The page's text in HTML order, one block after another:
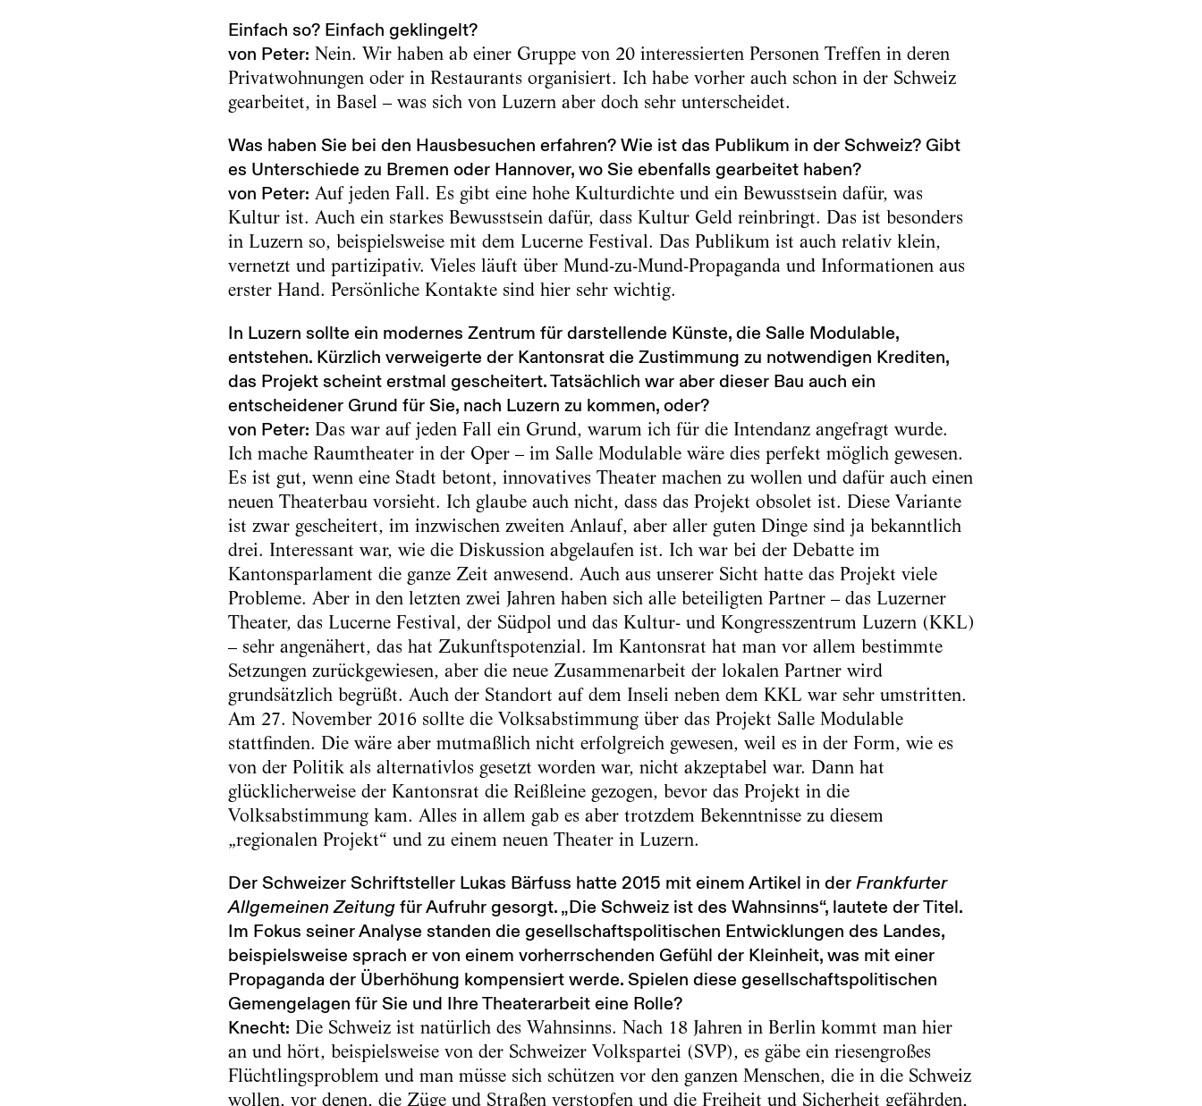
Einfach so? Einfach geklingelt?
von Peter: Nein. Wir haben ab einer Gruppe von 20 interessierten Personen Treffen in deren
Privatwohnungen oder in Restaurants organisiert. Ich habe vorher auch schon in der Schweiz
gearbeitet, in Basel – was sich von Luzern aber doch sehr unterscheidet.
Was haben Sie bei den Hausbesuchen erfahren? Wie ist das Publikum in der Schweiz? Gibt
es Unterschiede zu Bremen oder Hannover, wo Sie ebenfalls gearbeitet haben?
von Peter: Auf jeden Fall. Es gibt eine hohe Kulturdichte und ein Bewusstsein dafür, was
Kultur ist. Auch ein starkes Bewusstsein dafür, dass Kultur Geld reinbringt. Das ist besonders
in Luzern so, beispielsweise mit dem Lucerne Festival. Das Publikum ist auch relativ klein,
vernetzt und partizipativ. Vieles läuft über Mund-zu-Mund-Propaganda und Informationen aus
erster Hand. Persönliche Kontakte sind hier sehr wichtig.
In Luzern sollte ein modernes Zentrum für darstellende Künste, die Salle Modulable,
entstehen. Kürzlich verweigerte der Kantonsrat die Zustimmung zu notwendigen Krediten,
das Projekt scheint erstmal gescheitert. Tatsächlich war aber dieser Bau auch ein
entscheidener Grund für Sie, nach Luzern zu kommen, oder?
von Peter: Das war auf jeden Fall ein Grund, warum ich für die Intendanz angefragt wurde.
Ich mache Raumtheater in der Oper – im Salle Modulable wäre dies perfekt möglich gewesen.
Es ist gut, wenn eine Stadt betont, innovatives Theater machen zu wollen und dafür auch einen
neuen Theaterbau vorsieht. Ich glaube auch nicht, dass das Projekt obsolet ist. Diese Variante
ist zwar gescheitert, im inzwischen zweiten Anlauf, aber aller guten Dinge sind ja bekanntlich
drei. Interessant war, wie die Diskussion abgelaufen ist. Ich war bei der Debatte im
Kantonsparlament die ganze Zeit anwesend. Auch aus unserer Sicht hatte das Projekt viele
Probleme. Aber in den letzten zwei Jahren haben sich alle beteiligten Partner – das Luzerner
Theater, das Lucerne Festival, der Südpol und das Kultur- und Kongresszentrum Luzern (KKL)
– sehr angenähert, das hat Zukunftspotenzial. Im Kantonsrat hat man vor allem bestimmte
Setzungen zurückgewiesen, aber die neue Zusammenarbeit der lokalen Partner wird
grundsätzlich begrüßt. Auch der Standort auf dem Inseli neben dem KKL war sehr umstritten.
Am 27. November 2016 sollte die Volksabstimmung über das Projekt Salle Modulable
stattfinden. Die wäre aber mutmaßlich nicht erfolgreich gewesen, weil es in der Form, wie es
von der Politik als alternativlos gesetzt worden war, nicht akzeptabel war. Dann hat
glücklicherweise der Kantonsrat die Reißleine gezogen, bevor das Projekt in die
Volksabstimmung kam. Alles in allem gab es aber trotzdem Bekenntnisse zu diesem
„regionalen Projekt“ und zu einem neuen Theater in Luzern.
Der Schweizer Schriftsteller Lukas Bärfuss hatte 2015 mit einem Artikel in der Frankfurter
Allgemeinen Zeitungfür Aufruhr gesorgt. „Die Schweiz ist des Wahnsinns“, lautete der Titel.
Im Fokus seiner Analyse standen die gesellschaftspolitischen Entwicklungen des Landes,
beispielsweise sprach er von einem vorherrschenden Gefühl der Kleinheit, was mit einer
Propaganda der Überhöhung kompensiert werde. Spielen diese gesellschaftspolitischen
Gemengelagen für Sie und Ihre Theaterarbeit eine Rolle?
Knecht: Die Schweiz ist natürlich des Wahnsinns. Nach 18 Jahren in Berlin kommt man hier
an und hört, beispielsweise von der Schweizer Volkspartei (SVP), es gäbe ein riesengroßes
Flüchtlingsproblem und man müsse sich schützen vor den ganzen Menschen, die in die Schweiz
wollen, vor denen, die Züge und Straßen verstopfen und die Freiheit und Sicherheit gefährden,